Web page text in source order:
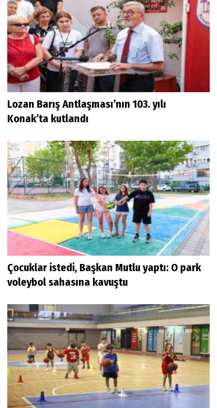
Lozan Barış Antlaşması’nın 103. yılı
Konak’ta kutlandı
Çocuklar istedi, Başkan Mutlu yaptı: O park
voleybol sahasına kavuştu